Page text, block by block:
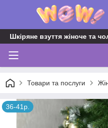
Шкіряне взуття жіноче та
Товари та послуги
36-41р.